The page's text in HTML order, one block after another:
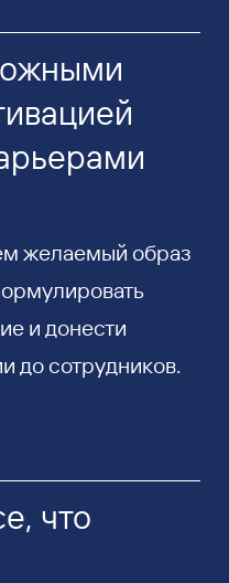
желаемый образ
и донести
до сотрудников.
что